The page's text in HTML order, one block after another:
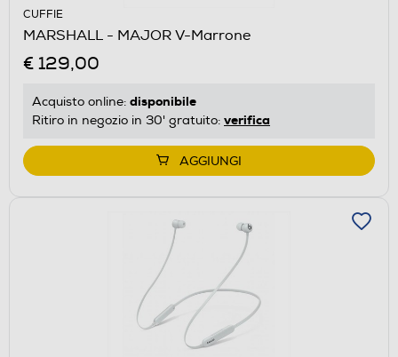
CUFFIE
MARSHALL - MAJOR V-Marrone
€ 129,00
Acquisto online: disponibile
Ritiro in negozio in 30' gratuito: verifica
AGGIUNGI